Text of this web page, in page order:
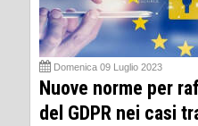
Domenica 09 Luglio 2023
Nuove norme per
del GDPR nei casi